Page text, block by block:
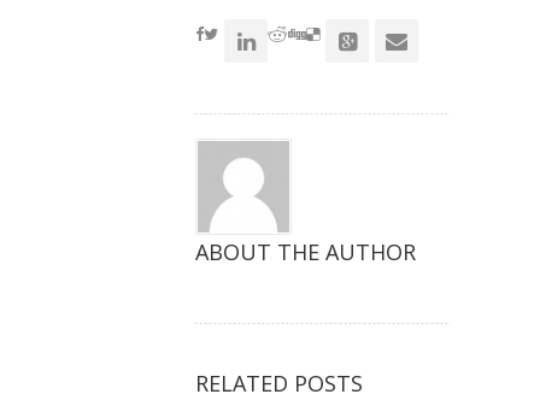
窗
口
窗
口
窗
口
ABOUT THE AUTHOR
RELATED POSTS